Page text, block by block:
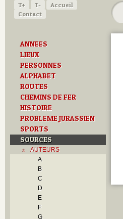
T+ T-
Accueil
Contact
ANNEES
LIEUX
PERSONNES
ALPHABET
ROUTES
CHEMINS DE FER
HISTOIRE
PROBLEME JURASSIEN
SPORTS
SOURCES
AUTEURS
A
B
C
D
E
F
G